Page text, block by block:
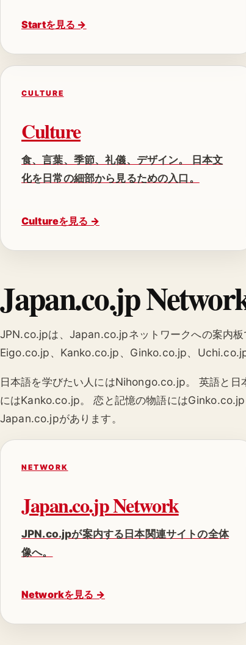
Startを見る →
CULTURE
Culture
食、言葉、季節、礼儀、デザイン。 日本文
化を日常の細部から見るための入口。
Cultureを見る →
Japan.co.jp
JPN.co.jpは、Japan.co.jpネットワークへの案内
Eigo.co.jp、Kanko.co.jp、Ginko.co.jp、Uchi.co.jp
日本語を学びたい人にはNihongo.co.jp。 英語と
にはKanko.co.jp。 恋と記憶の物語には
Japan.co.jpがあります。
NETWORK
Japan.co.jp Network
JPN.co.jpが案内する日本関連サイトの全体
像へ。
Networkを見る →